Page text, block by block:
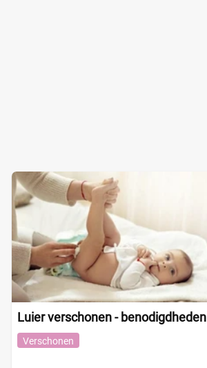
Luier verschonen - benodigdheden
Verschonen